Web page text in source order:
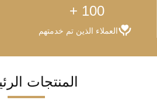
100 +
العملاء الذين تم خدمتهم
المنتجات